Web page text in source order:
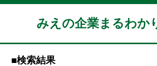
みえの企業まるわか
■検索結果